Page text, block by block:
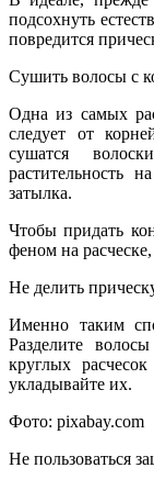
подсохнуть
повредится
Сушить волосы с
Одна из самых
следует от
сушатся
растительность
затылка.
Чтобы придать
феном на
Не делить
Именно таким
Разделите
круглых
укладывайте их.
Фото: pixabay.com
Не пользоваться